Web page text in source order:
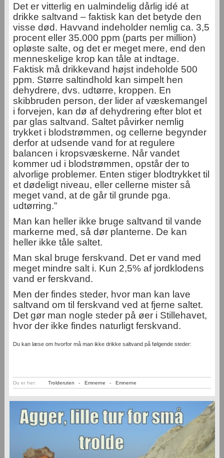
Det er vitterlig en ualmindelig dårlig idé at
drikke saltvand – faktisk kan det betyde den
visse død. Havvand indeholder nemlig ca. 3,5
procent eller 35.000 ppm (parts per million)
opløste salte, og det er meget mere, end den
menneskelige krop kan tåle at indtage.
Faktisk må drikkevand højst indeholde 500
ppm. Større saltindhold kan simpelt hen
dehydrere, dvs. udtørre, kroppen. En
skibbruden person, der lider af væskemangel
i forvejen, kan dø af dehydrering efter blot et
par glas saltvand. Saltet påvirker nemlig
trykket i blodstrømmen, og cellerne begynder
derfor at udsende vand for at regulere
balancen i kropsvæskerne. Når vandet
kommer ud i blodstrømmen, opstår der to
alvorlige problemer. Enten stiger blodtrykket til
et dødeligt niveau, eller cellerne mister så
meget vand, at de går til grunde pga.
udtørring.”
Man kan heller ikke bruge saltvand til vande
markerne med, så dør planterne. De kan
heller ikke tåle saltet.
Man skal bruge ferskvand. Det er vand med
meget mindre salt i. Kun 2,5% af jordklodens
vand er ferskvand.
Men der findes steder, hvor man kan lave
saltvand om til ferskvand ved at fjerne saltet.
Det gør man nogle steder på øer i Stillehavet,
hvor der ikke findes naturligt ferskvand.
Du kan læse om hvorfor må man ikke drikke saltvand på følgende steder:
Du er her: Trolderuten - Emnerne - Emnerne